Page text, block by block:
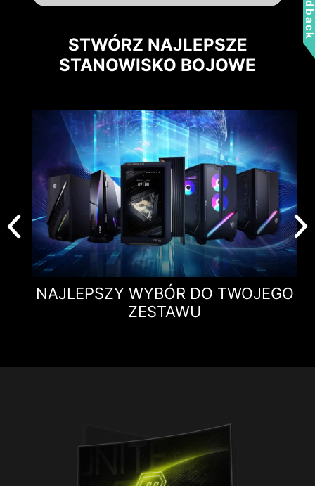
STWÓRZ NAJLEPSZE
STANOWISKO BOJOWE
NAJLEPSZY WYBÓR DO TWOJEGO
ZESTAWU